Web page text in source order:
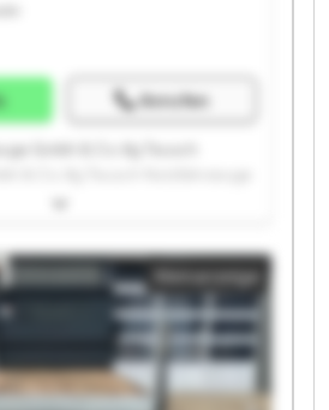
Anrufen
Nutzfahrzeuge Gmbh & Co. Kg
& Co. Kg Teusch Nutzfahrzeuge
Nutzfahrzeuge Gmbh & Co. Kg
Gmbh & Co. Kg Teusch
& Co. Kg Teusch Nutzfahrzeuge
Nutzfahrzeuge Gmbh & Co. Kg
Gmbh & Co. Kg Teusch
& Co. Kg Teusch Nutzfahrzeuge
Kleinanzeige